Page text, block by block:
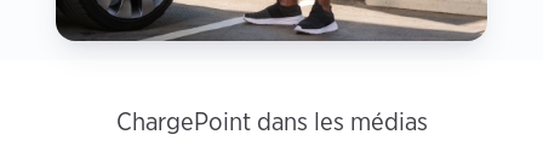
ChargePoint dans les médias